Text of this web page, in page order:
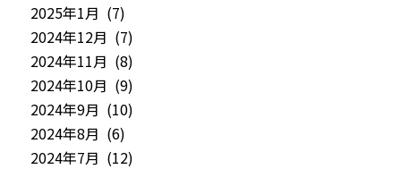
2025年1月 (7)
2024年12月 (7)
2024年11月 (8)
2024年10月 (9)
2024年9月 (10)
2024年8月 (6)
2024年7月 (12)